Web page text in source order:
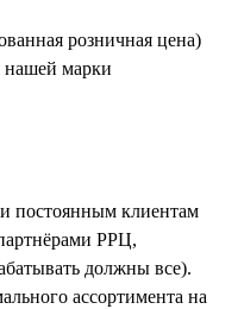
розничная цена)
нашей марки
постоянным клиентам
РРЦ,
должны все).
ассортимента на